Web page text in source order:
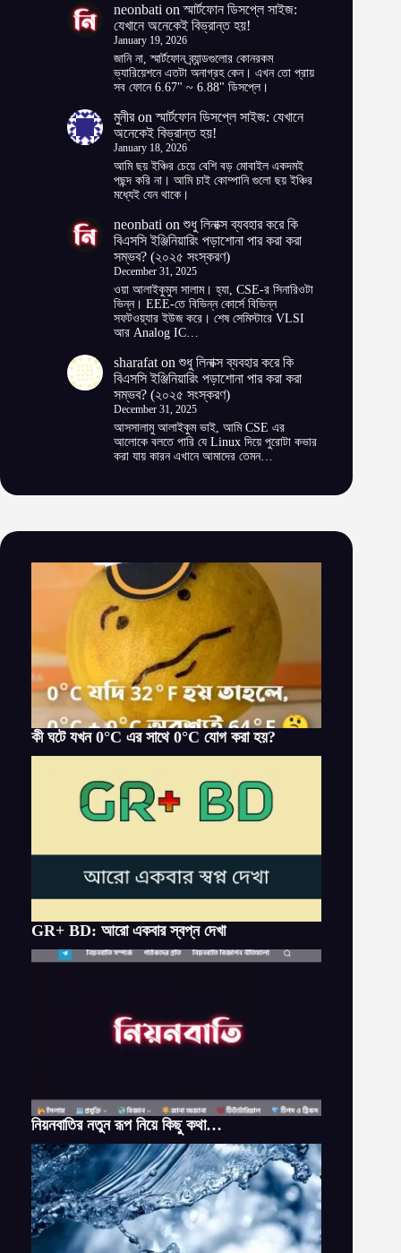
neonbati onস্মার্টফোন ডিসপ্লে সাইজ:
যেখানে অনেকেই বিভ্রান্ত হয়!
January 19, 2026
জানি না, স্মার্টফোন ব্র্যান্ডগুলোর কোনরকম
ভ্যারিয়েশনে এতটা অনাগ্রহ কেন। এখন তো প্রায়
সব ফোনে 6.67" ~ 6.88" ডিসপ্লে।
মুনীরonস্মার্টফোন ডিসপ্লে সাইজ: যেখানে
অনেকেই বিভ্রান্ত হয়!
January 18, 2026
আমি ছয় ইঞ্চির চেয়ে বেশি বড় মোবাইল একদমই
পছন্দ করি না। আমি চাই কোম্পানি গুলো ছয় ইঞ্চির
মধ্যেই যেন থাকে।
neonbati onশুধু লিনাক্স ব্যবহার করে কি
বিএসসি ইঞ্জিনিয়ারিং পড়াশোনা পার করা করা
সম্ভব? (২০২৫ সংস্করণ)
December 31, 2025
ওয়া আলাইকুমুস সালাম। হ্যা, CSE-র সিনারিওটা
ভিন্ন। EEE-তে বিভিন্ন কোর্সে বিভিন্ন
সফটওয়্যার ইউজ করে। শেষ সেমিস্টারে VLSI
আর Analog IC…
sharafat onশুধু লিনাক্স ব্যবহার করে কি
বিএসসি ইঞ্জিনিয়ারিং পড়াশোনা পার করা করা
সম্ভব? (২০২৫ সংস্করণ)
December 31, 2025
আসসালামু আলাইকুম ভাই, আমি CSE এর
আলোকে বলতে পারি যে Linux দিয়ে পুরোটা কভার
করা যায় কারন এখানে আমাদের তেমন…
কী ঘটে যখন 0°C এর সাথে 0°C যোগ করা হয়?
GR+ BD: আরো একবার স্বপ্ন দেখা
নিয়নবাতির নতুন রূপ নিয়ে কিছু কথা…